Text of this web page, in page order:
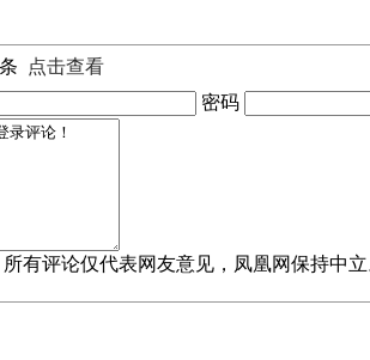
条
点击查看
密码
所有评论仅代表网友意见，凤凰网保持中